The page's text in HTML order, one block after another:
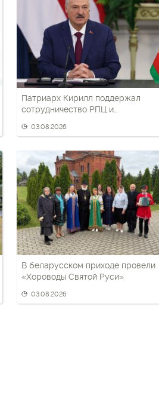
Патриарх Кирилл поддержал
сотрудничество РПЦ и
патриотическом воспитании детей
03.08.2026
В беларусском приходе провели
«Хороводы Святой Руси»
03.08.2026